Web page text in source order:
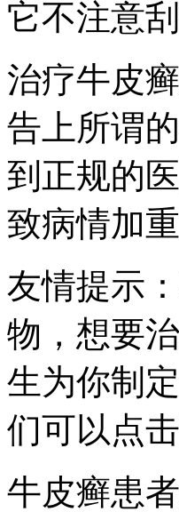
它不注意
治疗牛皮
告上所谓
到正规的
致病情加
友情提示
物，想要
生为你制
们可以点
牛皮癣患